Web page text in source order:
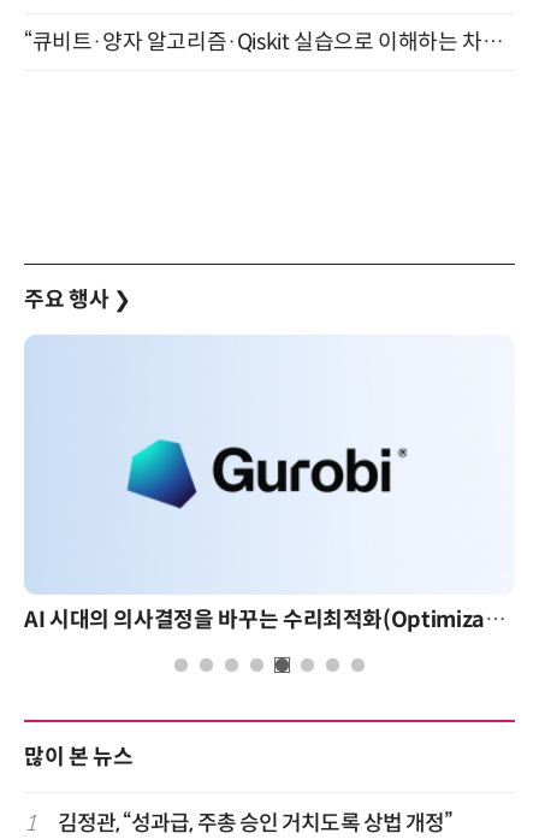
“큐비트·양자 알고리즘·Qiskit 실습으로 이해하는 차세대 컴퓨팅” (8/28)
주요 행사 ❯
AI 시대의 의사결정을 바꾸는 수리최적화(Optimization): 실제 산업 적용 사례와 활용 전략
많이 본 뉴스
1 김정관, “성과급, 주총 승인 거치도록 상법 개정”